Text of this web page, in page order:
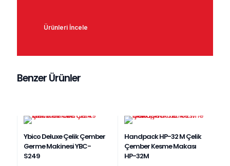
Ürünleri İncele
Benzer Ürünler
Ybico Deluxe Çelik Çember
Germe Makinesi YBC-
S249
Handpack HP-32 M Çelik
Çember Kesme Makası
HP-32M